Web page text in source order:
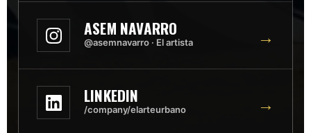
ASEM NAVARRO
@asemnavarro · El artista →
LINKEDIN
/company/elarteurbano →